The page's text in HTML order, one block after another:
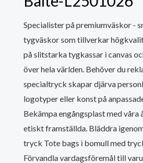
Specialister på premiumväskor -
tygväskor som tillverkar
på slitstarka tygkassar i canvas
över hela världen. Behöver du
specialtryck skapar djärva
logotyper eller konst på
Bekämpa engångsplast med våra
etiskt framställda. Bläddra
tryck Tote bags i bomull med
Förvandla vardagsföremål till